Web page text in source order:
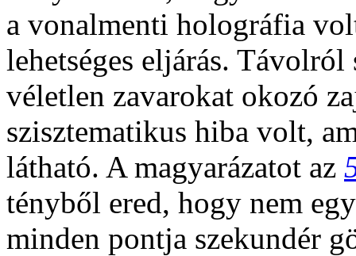
a vonalmenti holográfia
lehetséges eljárás.
véletlen zavarokat okozó
szisztematikus hiba volt,
látható. A magyarázatot az
tényből ered, hogy nem
minden pontja szekundér